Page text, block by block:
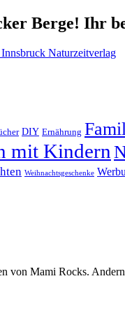
Berge! Ihr
DIY Ernährung
mit Kindern
Weihnachtsgeschenke
von Mami Rocks.